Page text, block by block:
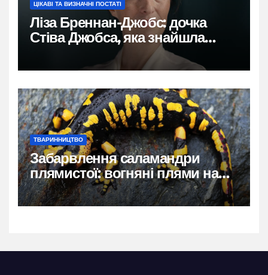
ЦІКАВІ ТА ВИЗНАЧНІ ПОСТАТІ
Ліза Бреннан-Джобс: дочка
Стіва Джобса, яка знайшла
власний голос
ТВАРИННИЦТВО
Забарвлення саламандри
плямистої: вогняні плями на
чорному тлі